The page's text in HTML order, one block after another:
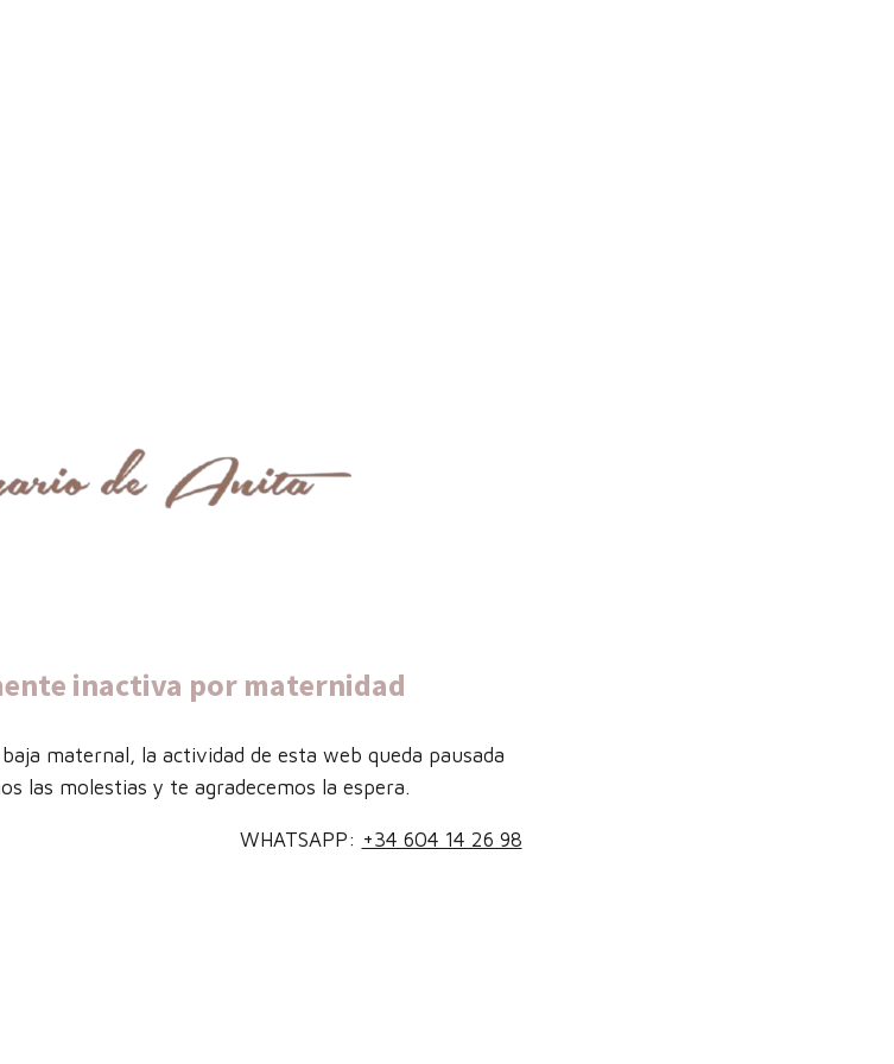
inactiva por maternidad
maternal, la actividad de esta web queda pausada
las molestias y te agradecemos la espera.
WHATSAPP: +34 604 14 26 98